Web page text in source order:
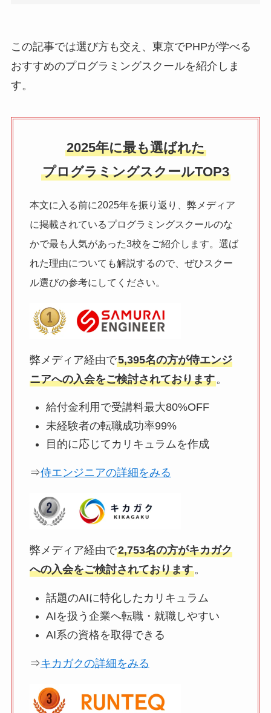
この記事では選び方も交え、東京でPHPが学べる
おすすめのプログラミングスクールを紹介しま
す。
2025年に最も選ばれた
プログラミングスクールTOP3
本文に入る前に2025年を振り返り、弊メディア
に掲載されているプログラミングスクールのな
かで最も人気があった3校をご紹介します。選ば
れた理由についても解説するので、ぜひスクー
ル選びの参考にしてください。
弊メディア経由で5,395名の方が侍エンジ
ニアへの入会をご検討されております。
給付金利用で受講料最大80%OFF
未経験者の転職成功率99%
目的に応じてカリキュラムを作成
⇒侍エンジニアの詳細をみる
弊メディア経由で2,753名の方がキカガク
への入会をご検討されております。
話題のAIに特化したカリキュラム
AIを扱う企業へ転職・就職しやすい
AI系の資格を取得できる
⇒キカガクの詳細をみる